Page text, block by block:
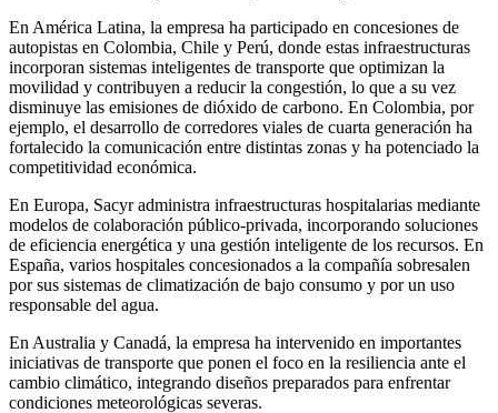
En América Latina, la empresa ha participado en concesiones de
autopistas en Colombia, Chile y Perú, donde estas infraestructuras
incorporan sistemas inteligentes de transporte que optimizan la
movilidad y contribuyen a reducir la congestión, lo que a su vez
disminuye las emisiones de dióxido de carbono. En Colombia, por
ejemplo, el desarrollo de corredores viales de cuarta generación ha
fortalecido la comunicación entre distintas zonas y ha potenciado la
competitividad económica.
En Europa, Sacyr administra infraestructuras hospitalarias mediante
modelos de colaboración público-privada, incorporando soluciones
de eficiencia energética y una gestión inteligente de los recursos. En
España, varios hospitales concesionados a la compañía sobresalen
por sus sistemas de climatización de bajo consumo y por un uso
responsable del agua.
En Australia y Canadá, la empresa ha intervenido en importantes
iniciativas de transporte que ponen el foco en la resiliencia ante el
cambio climático, integrando diseños preparados para enfrentar
condiciones meteorológicas severas.